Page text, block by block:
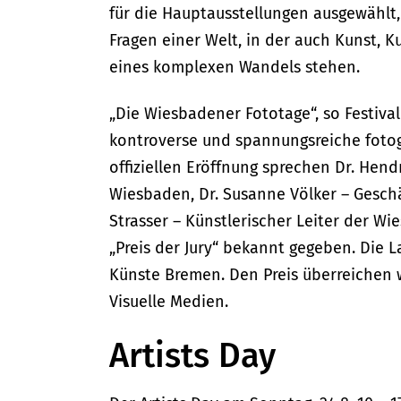
für die Hauptausstellungen
Fragen einer Welt, in der auch Kunst,
eines komplexen Wandels stehen.
„Die Wiesbadener Fototage“, so
kontroverse und spannungsreiche
offiziellen Eröffnung sprechen Dr.
Wiesbaden, Dr. Susanne Völker –
Strasser – Künstlerischer Leiter der
„Preis der Jury“ bekannt gegeben.
Künste Bremen. Den Preis
Visuelle Medien.
Artists Day